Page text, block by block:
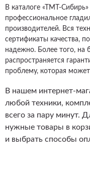
В каталоге «ТМТ-
профессиональное
производителей. Вся
сертификаты качества,
надежно. Более того, на
распространяется
проблему, которая
В нашем интернет-
любой техники,
всего за пару минут.
нужные товары в
и выбрать способы